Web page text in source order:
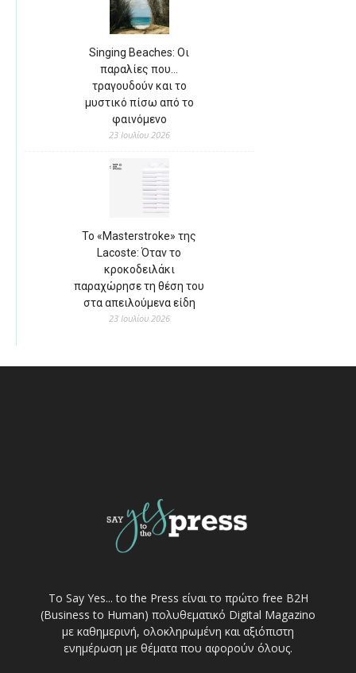
Singing Beaches: Οι
παραλίες που…
τραγουδούν και το
μυστικό πίσω από το
φαινόμενο
23 Ιουλίου 2026
Το «Masterstroke» της
Lacoste: Όταν το
κροκοδειλάκι
παραχώρησε τη θέση του
στα απειλούμενα είδη
23 Ιουλίου 2026
Το Say Yes... to the Press είναι το πρώτο free Β2Η
(Business to Human) πολυθεματικό Digital Magazino
με καθημερινή, ολοκληρωμένη και αξιόπιστη
ενημέρωση με θέματα που αφορούν όλους.